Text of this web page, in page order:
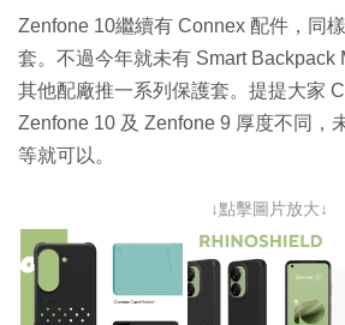
Zenfone 10繼續有 Connex 配件，同
套。不過今年就未有 Smart Backpack
其他配廠推一系列保護套。提提大家
Zenfone 10 及 Zenfone 9 厚度不同，
等就可以。
↓點擊圖片放大↓